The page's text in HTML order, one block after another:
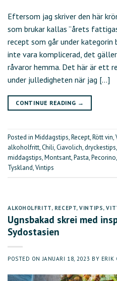
Eftersom jag skriver den här
som brukar kallas ”årets
recept som går under kategorin
inte vara komplicerad, det
råvaror hemma. Det här är ett
under julledigheten när jag […]
CONTINUE READING →
Posted in Middagstips,Recept,Rött vin,
alkoholfritt,Chili,Ciavolich,dryckestips,
middagstips,Montsant,Pasta,Pecorino,
Tyskland,Vintips
ALKOHOLFRITT, RECEPT,VINTIPS,
Ugnsbakad skrei med
Sydostasien
POSTED ONJANUARI 18, 2023 BY ERIK